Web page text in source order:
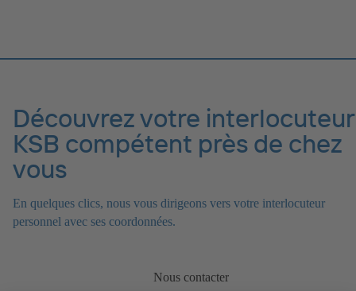
Découvrez votre interlocuteur
KSB compétent près de chez
vous
En quelques clics, nous vous dirigeons vers votre interlocuteur
personnel avec ses coordonnées.
Nous contacter